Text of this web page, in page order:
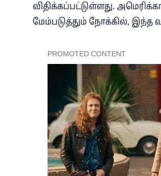
விதிக்கப்பட்டுள்ளது.
மேம்படுத்தும் நோக்கில், இந்த